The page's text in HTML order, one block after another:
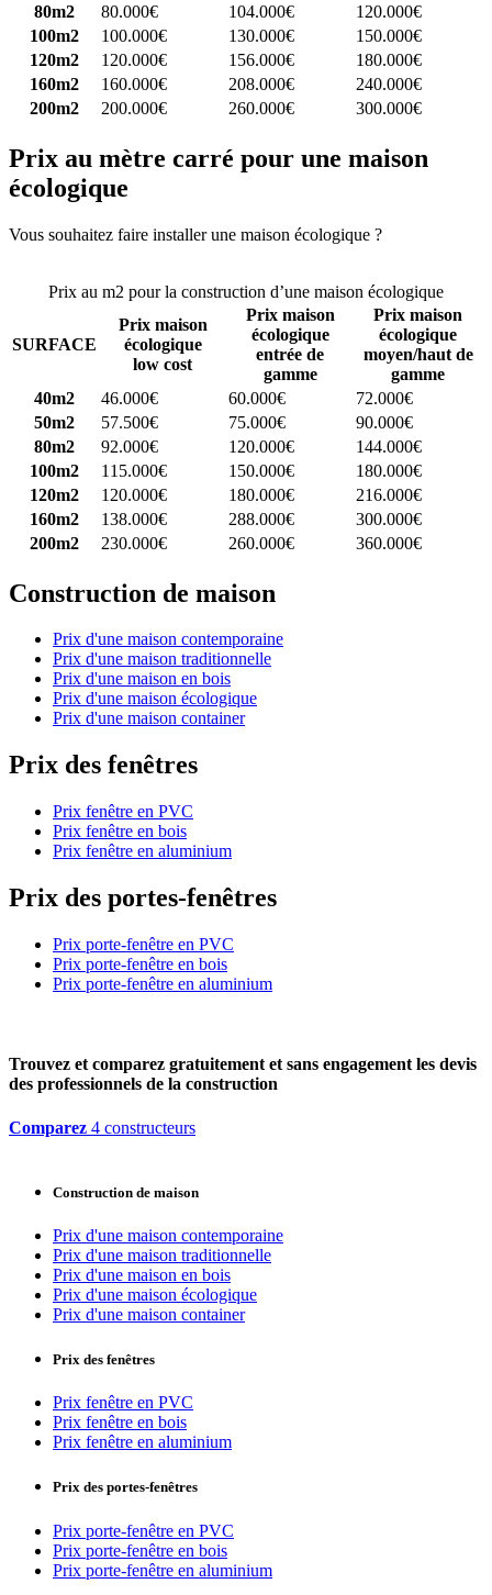
80m2
80.000€ 104.000€
120.000€
100m2
100.000€ 130.000€
150.000€
120m2
120.000€ 156.000€
180.000€
160m2
160.000€ 208.000€
240.000€
200m2
200.000€ 260.000€ 300.000€
Prix au mètre carré pour une maison
écologique
Vous souhaitez faire installer une maison écologique ?
Prix au m2 pour la construction d’une maison écologique
SURFACE
Prix maison
écologique
low cost
Prix maison
écologique
entrée de
gamme
Prix maison
écologique
moyen/haut de
gamme
40m2
46.000€ 60.000€
72.000€
50m2
57.500€ 75.000€
90.000€
80m2
92.000€ 120.000€
144.000€
100m2
115.000€ 150.000€
180.000€
120m2
120.000€ 180.000€
216.000€
160m2
138.000€ 288.000€
300.000€
200m2
230.000€ 260.000€ 360.000€
Construction de maison
Prix d'une maison contemporaine
Prix d'une maison traditionnelle
Prix d'une maison en bois
Prix d'une maison écologique
Prix d'une maison container
Prix des fenêtres
Prix fenêtre en PVC
Prix fenêtre en bois
Prix fenêtre en aluminium
Prix des portes-fenêtres
Prix porte-fenêtre en PVC
Prix porte-fenêtre en bois
Prix porte-fenêtre en aluminium
Trouvez et comparez gratuitement et sans engagement les devis
des professionnels de la construction
Comparez 4 constructeurs
Construction de maison
Prix d'une maison contemporaine
Prix d'une maison traditionnelle
Prix d'une maison en bois
Prix d'une maison écologique
Prix d'une maison container
Prix des fenêtres
Prix fenêtre en PVC
Prix fenêtre en bois
Prix fenêtre en aluminium
Prix des portes-fenêtres
Prix porte-fenêtre en PVC
Prix porte-fenêtre en bois
Prix porte-fenêtre en aluminium